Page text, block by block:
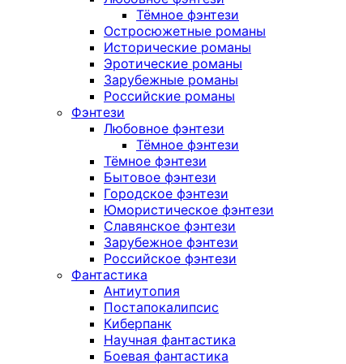
Тёмное фэнтези
Остросюжетные романы
Исторические романы
Эротические романы
Зарубежные романы
Российские романы
Фэнтези
Любовное фэнтези
Тёмное фэнтези
Тёмное фэнтези
Бытовое фэнтези
Городское фэнтези
Юмористическое фэнтези
Славянское фэнтези
Зарубежное фэнтези
Российское фэнтези
Фантастика
Антиутопия
Постапокалипсис
Киберпанк
Научная фантастика
Боевая фантастика